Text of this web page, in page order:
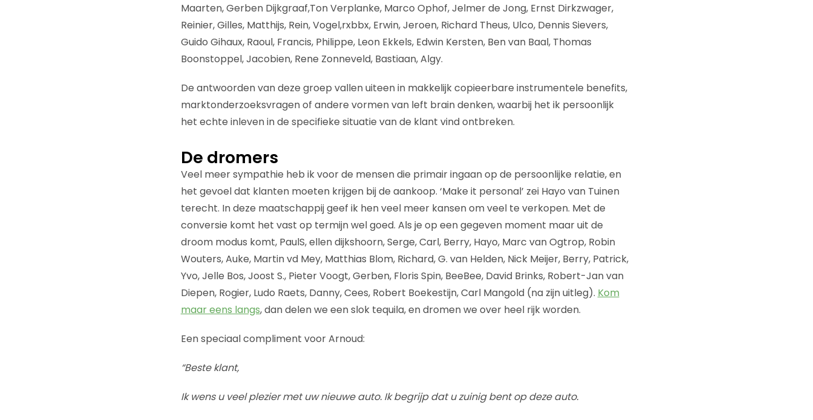
Maarten, Gerben Dijkgraaf,Ton Verplanke, Marco Ophof, Jelmer de Jong, Ernst Dirkzwager,
Reinier, Gilles, Matthijs, Rein, Vogel,rxbbx, Erwin, Jeroen, Richard Theus, Ulco, Dennis Sievers,
Guido Gihaux, Raoul, Francis, Philippe, Leon Ekkels, Edwin Kersten, Ben van Baal, Thomas
Boonstoppel, Jacobien, Rene Zonneveld, Bastiaan, Algy.
De antwoorden van deze groep vallen uiteen in makkelijk copieerbare instrumentele benefits,
marktonderzoeksvragen of andere vormen van left brain denken, waarbij het ik persoonlijk
het echte inleven in de specifieke situatie van de klant vind ontbreken.
De dromers
Veel meer sympathie heb ik voor de mensen die primair ingaan op de persoonlijke relatie, en
het gevoel dat klanten moeten krijgen bij de aankoop. ‘Make it personal’ zei Hayo van Tuinen
terecht. In deze maatschappij geef ik hen veel meer kansen om veel te verkopen. Met de
conversie komt het vast op termijn wel goed. Als je op een gegeven moment maar uit de
droom modus komt, PaulS, ellen dijkshoorn, Serge, Carl, Berry, Hayo, Marc van Ogtrop, Robin
Wouters, Auke, Martin vd Mey, Matthias Blom, Richard, G. van Helden, Nick Meijer, Berry, Patrick,
Yvo, Jelle Bos, Joost S., Pieter Voogt, Gerben, Floris Spin, BeeBee, David Brinks, Robert-Jan van
Diepen, Rogier, Ludo Raets, Danny, Cees, Robert Boekestijn, Carl Mangold (na zijn uitleg). Kom
maar eens langs, dan delen we een slok tequila, en dromen we over heel rijk worden.
Een speciaal compliment voor Arnoud:
“Beste klant,
Ik wens u veel plezier met uw nieuwe auto. Ik begrijp dat u zuinig bent op deze auto.